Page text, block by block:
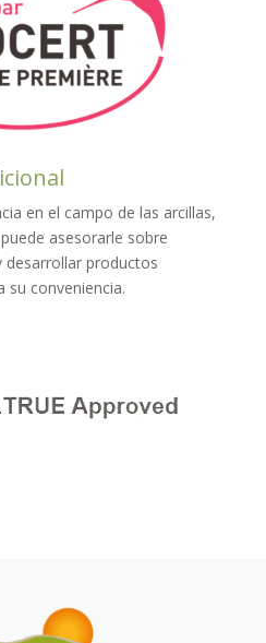
en el campo de las arcillas,
asesorarle sobre
productos
su conveniencia.